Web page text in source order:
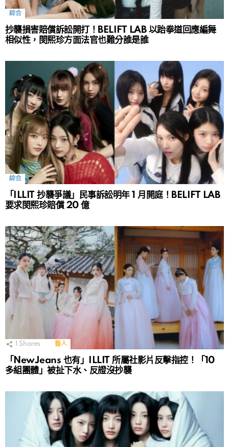
綜合
抄襲損害賠償訴訟開打！BELIFT LAB 以跆拳道回應編舞
相似性，閔熙珍方面法官也難分誰是誰
綜合
「ILLIT 抄襲爭議」民事訴訟明年 1 月開庭！BELIFT LAB
要求閔熙珍賠償 20 億
Shares 藝人
「NewJeans 也有」ILLIT 所屬社影片反擊指控！「10
多組團體」被扯下水、反證沒抄襲